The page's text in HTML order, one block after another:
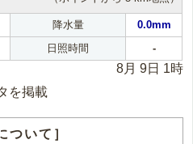
降水量
0.0mm
日照時間 -
8月 9日 1時
を掲載
ついて］